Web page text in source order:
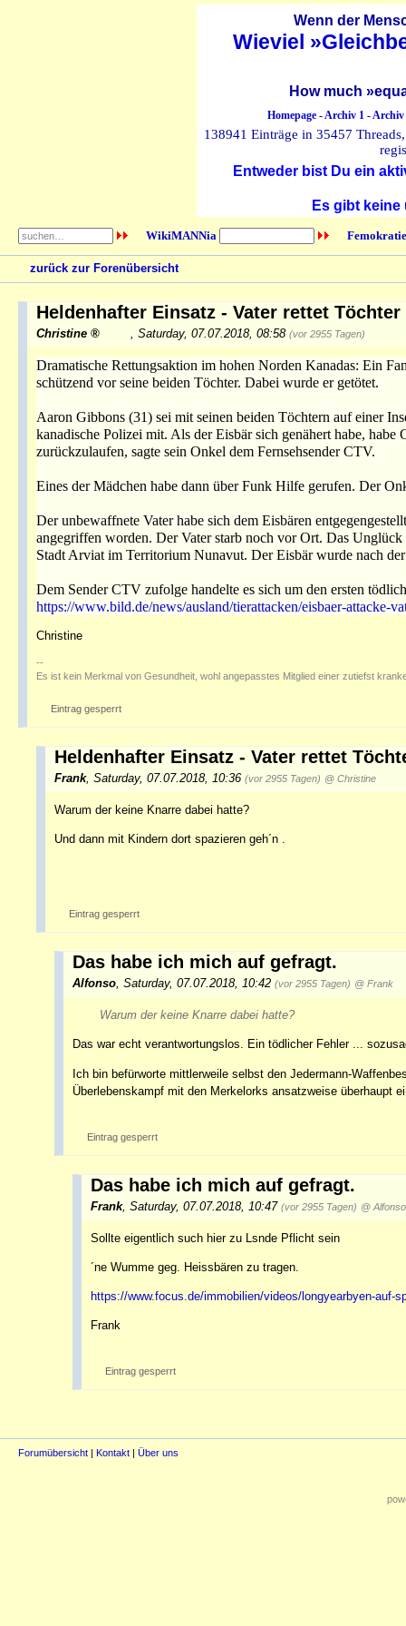
Wenn der
Wieviel
How much
Homepage-Archiv 1-Archiv
138941 Einträge in 35457
Entweder bist Du ein
Es gibt
WikiMANNia
zurück zur Forenübersicht
Heldenhafter Einsatz - Vater rettet
Christine Saturday, 07.07.2018, 08:58 (vor 2955 Tagen)
Dramatische Rettungsaktion im hohen Norden Kanadas: Ein
schützend vor seine beiden Töchter. Dabei wurde er getötet.
Aaron Gibbons (31) sei mit seinen beiden Töchtern auf einer
kanadische Polizei mit. Als der Eisbär sich genähert habe,
zurückzulaufen, sagte sein Onkel dem Fernsehsender CTV.
Eines der Mädchen habe dann über Funk Hilfe gerufen. Der
Der unbewaffnete Vater habe sich dem Eisbären
angegriffen worden. Der Vater starb noch vor Ort. Das
Stadt Arviat im Territorium Nunavut. Der Eisbär wurde nach
Dem Sender CTV zufolge handelte es sich um den ersten
https://www.bild.de/news/ausland/tierattacken/eisbaer-attacke-
Christine
--
Es ist kein Merkmal von Gesundheit, wohl angepasstes Mitglied einer zutiefst
Eintrag gesperrt
Heldenhafter Einsatz - Vater rettet
Frank, Saturday, 07.07.2018, 10:36 (vor 2955 Tagen) @ Christine
Warum der keine Knarre dabei hatte?
Und dann mit Kindern dort spazieren geh´n .
Eintrag gesperrt
Das habe ich mich auf gefragt.
Alfonso, Saturday, 07.07.2018, 10:42 (vor 2955 Tagen) @ Frank
Warum der keine Knarre dabei hatte?
Das war echt verantwortungslos. Ein tödlicher Fehler ...
Ich bin befürworte mittlerweile selbst den Jedermann-
Überlebenskampf mit den Merkelorks ansatzweise überhaupt
Eintrag gesperrt
Das habe ich mich auf gefragt.
Frank, Saturday, 07.07.2018, 10:47 (vor 2955 Tagen) @ Alfonso
Sollte eigentlich such hier zu Lsnde Pflicht sein
´ne Wumme geg. Heissbären zu tragen.
https://www.focus.de/immobilien/videos/longyearbyen-auf-
Frank
Eintrag gesperrt
Forumübersicht | Kontakt | Über uns